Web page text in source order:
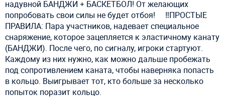
надувной БАНДЖИ + БАСКЕТБОЛ! От желающих
попробовать свои силы не будет отбоя! ⠀ ‼ПРОСТЫЕ
ПРАВИЛА: Пара участников, надевает специальное
снаряжение, которое зацепляется к эластичному канату
(БАНДЖИ). После чего, по сигналу, игроки стартуют.
Каждому из них нужно, как можно дальше пробежать
под сопротивлением каната, чтобы наверняка попасть
в кольцо. Выигрывает тот, кто больше за несколько
попыток поразит кольцо. ⠀